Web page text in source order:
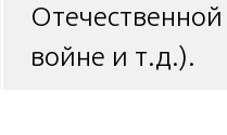
Отечественной
войне и т.д.).